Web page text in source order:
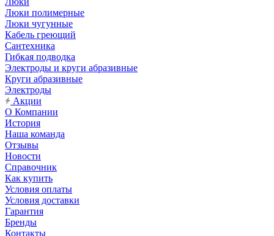
Люки полимерные
Люки чугунные
Кабель греющий
Сантехника
Гибкая подводка
Электроды и круги абразивные
Круги абразивные
Электроды
Акции
О Компании
История
Наша команда
Отзывы
Новости
Справочник
Как купить
Условия оплаты
Условия доставки
Гарантия
Бренды
Контакты